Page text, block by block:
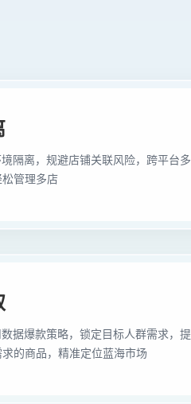
隔离，规避店铺关联风险，跨平台多
管理多店
据爆款策略，锁定目标人群需求，提
的商品，精准定位蓝海市场